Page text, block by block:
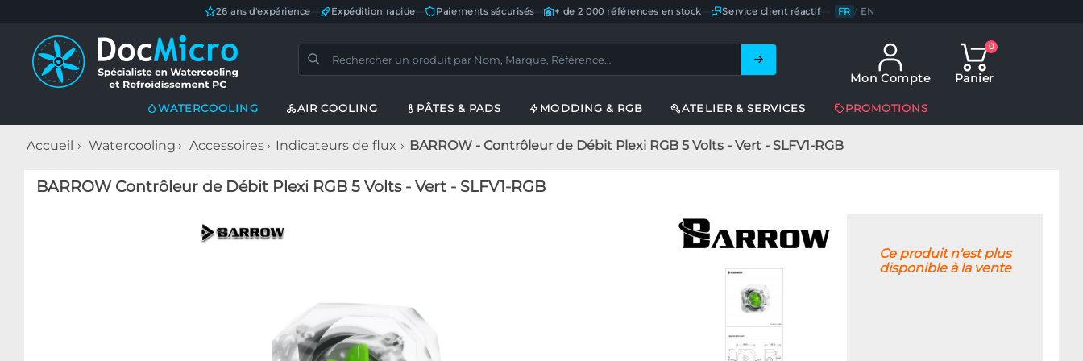
26 ans d'expérience Expédition rapide Paiements sécurisés— + de 2 000 références en stock Service client réactif— FR / EN
Mon Compte
0
Panier
WATERCOOLING AIR COOLING PÂTES & PADS MODDING & RGB ATELIER & SERVICES PROMOTIONS
Accueil Watercooling Accessoires Indicateurs de flux BARROW - Contrôleur de Débit Plexi RGB 5 Volts - Vert - SLFV1-RGB
BARROW Contrôleur de Débit Plexi RGB 5 Volts - Vert - SLFV1-RGB
Ce produit n'est plus
disponible à la vente